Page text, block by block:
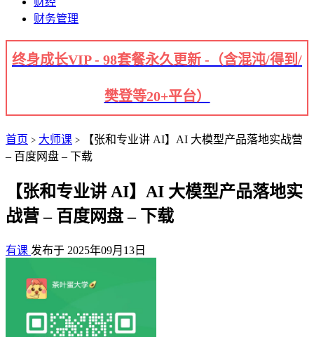
财务管理
终身成长VIP - 98套餐永久更新 -（含混沌/得到/
樊登等20+平台）
首页 > 大师课 >
【张和专业讲 AI】AI 大模型产品落地实战营
– 百度网盘 – 下载
【张和专业讲 AI】AI 大模型产品落地实
战营 – 百度网盘 – 下载
有课 发布于 2025年09月13日